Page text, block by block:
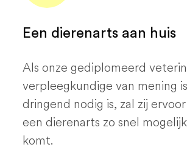
Een dierenarts aan huis
Als onze gediplomeerd
verpleegkundige van mening
dringend nodig is, zal zij
een dierenarts zo snel
komt.